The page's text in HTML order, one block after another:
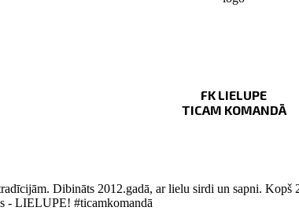
FK LIELUPE
TICAM KOMANDĀ
Dibināts 2012.gadā, ar lielu sirdi un sapni.
- LIELUPE! #ticamkomandā